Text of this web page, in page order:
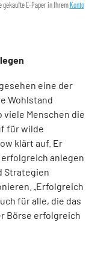
gekaufte E-Paper in Ihrem Konto
eine der
Wohlstand
viele Menschen die
für wilde
klärt auf. Er
anlegen
Strategien
„Erfolgreich
für alle, die das
Börse erfolgreich